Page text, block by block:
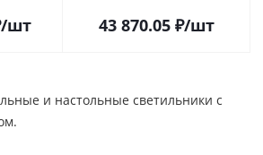
/шт 43 870.05₽/шт
и настольные светильники с